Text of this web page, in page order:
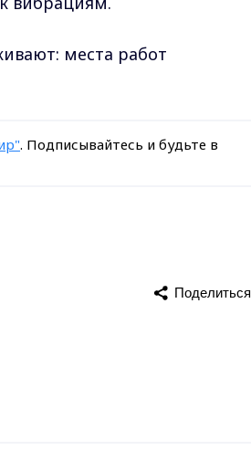
места работ
. Подписывайтесь и будьте в
Поделиться